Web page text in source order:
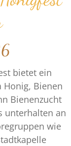
bietet ein
Honig, Bienen
Bienenzucht
unterhalten an
wie